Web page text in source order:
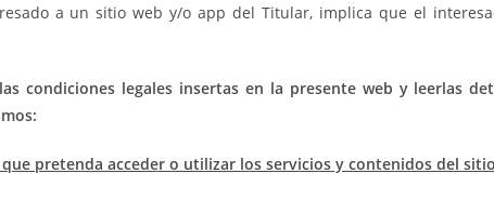
a un sitio web y/o app del Titular, implica que el
condiciones legales insertas en la presente web y leerlas
pretenda acceder o utilizar los servicios y contenidos del